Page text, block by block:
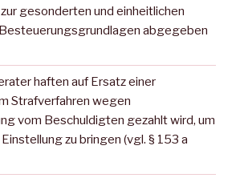
gesonderten und einheitlichen
abgegeben
haften auf Ersatz einer
Strafverfahren wegen
vom Beschuldigten gezahlt wird, um
zu bringen (vgl. § 153 a